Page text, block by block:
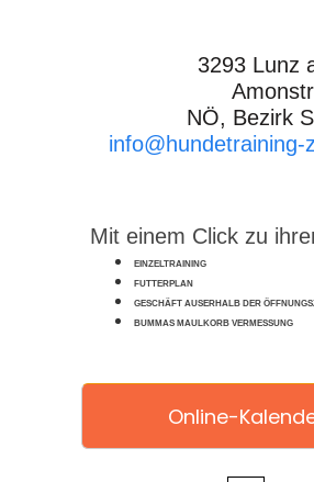
3293 Lunz
NÖ, Bezirk
info@hundetraining-
Mit einem Click zu
EINZELTRAINING
FUTTERPLAN
GESCHÄFT AUSERHALB DER
BUMMAS MAULKORB VERMESSUNG
Online-